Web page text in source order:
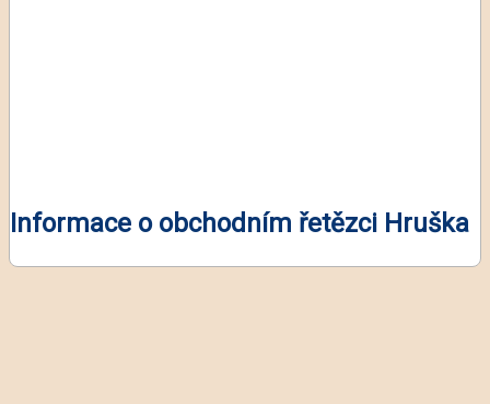
Informace o obchodním řetězci Hruška